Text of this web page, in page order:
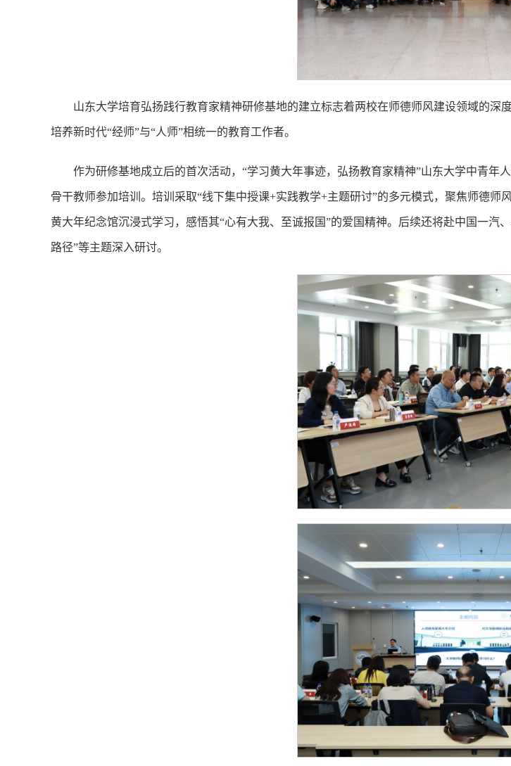
山东大学培育弘扬践行教育家精神研修基地的建立标志着两校在师德师风建设领域的深
培养新时代“经师”与“人师”相统一的教育工作者。
作为研修基地成立后的首次活动，“学习黄大年事迹，弘扬教育家精神”山东大学中青
骨干教师参加培训。培训采取“线下集中授课+实践教学+主题研讨”的多元模式，聚焦师德
黄大年纪念馆沉浸式学习，感悟其“心有大我、至诚报国”的爱国精神。后续还将赴中国一汽
路径”等主题深入研讨。